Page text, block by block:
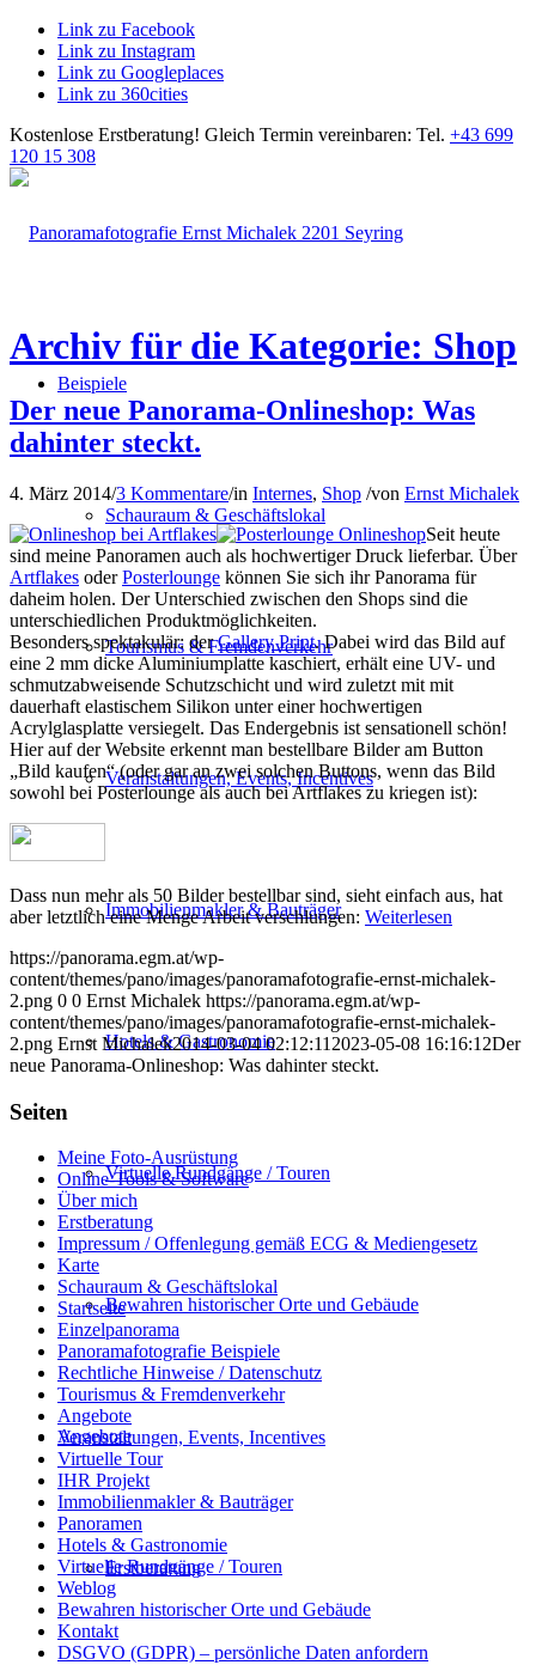
Link zu Facebook
Link zu Instagram
Link zu Googleplaces
Link zu 360cities
Kostenlose Erstberatung! Gleich Termin vereinbaren: Tel. +43 699
120 15 308
Beispiele
Schauraum & Geschäftslokal
Tourismus & Fremdenverkehr
Veranstaltungen, Events, Incentives
Immobilienmakler & Bauträger
Hotels & Gastronomie
Virtuelle Rundgänge / Touren
Bewahren historischer Orte und Gebäude
Angebote
Erstberatung
Archiv für die Kategorie: Shop
Der neue Panorama-Onlineshop: Was
dahinter steckt.
4. März 2014/3 Kommentare/in Internes, Shop /von Ernst Michalek
Seit heute
sind meine Panoramen auch als hochwertiger Druck lieferbar. Über
Artflakes oderPosterlounge können Sie sich ihr Panorama für
daheim holen. Der Unterschied zwischen den Shops sind die
unterschiedlichen Produktmöglichkeiten.
Besonders spektakulär: derGallery Print. Dabei wird das Bild auf
eine 2 mm dicke Aluminiumplatte kaschiert, erhält eine UV- und
schmutzabweisende Schutzschicht und wird zuletzt mit mit
dauerhaft elastischem Silikon unter einer hochwertigen
Acrylglasplatte versiegelt. Das Endergebnis ist sensationell schön!
Hier auf der Website erkennt man bestellbare Bilder am Button
„Bild kaufen“ (oder gar an zwei solchen Buttons, wenn das Bild
sowohl bei Posterlounge als auch bei Artflakes zu kriegen ist):
Dass nun mehr als 50 Bilder bestellbar sind, sieht einfach aus, hat
aber letztlich eine Menge Arbeit verschlungen: Weiterlesen
https://panorama.egm.at/wp-
content/themes/pano/images/panoramafotografie-ernst-michalek-
2.png 0 0 Ernst Michalek https://panorama.egm.at/wp-
content/themes/pano/images/panoramafotografie-ernst-michalek-
2.png Ernst Michalek2014-03-04 02:12:11 2023-05-08 16:16:12Der
neue Panorama-Onlineshop: Was dahinter steckt.
Seiten
Meine Foto-Ausrüstung
Online-Tools & Software
Über mich
Erstberatung
Impressum / Offenlegung gemäß ECG & Mediengesetz
Karte
Schauraum & Geschäftslokal
Startseite
Einzelpanorama
Panoramafotografie Beispiele
Rechtliche Hinweise / Datenschutz
Tourismus & Fremdenverkehr
Angebote
Veranstaltungen, Events, Incentives
Virtuelle Tour
IHR Projekt
Immobilienmakler & Bauträger
Panoramen
Hotels & Gastronomie
Virtuelle Rundgänge / Touren
Weblog
Bewahren historischer Orte und Gebäude
Kontakt
DSGVO (GDPR) – persönliche Daten anfordern